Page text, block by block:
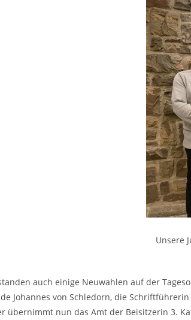
Unsere
auch einige Neuwahlen auf der
Johannes von Schledorn, die
übernimmt nun das Amt der Beisitzerin 3.